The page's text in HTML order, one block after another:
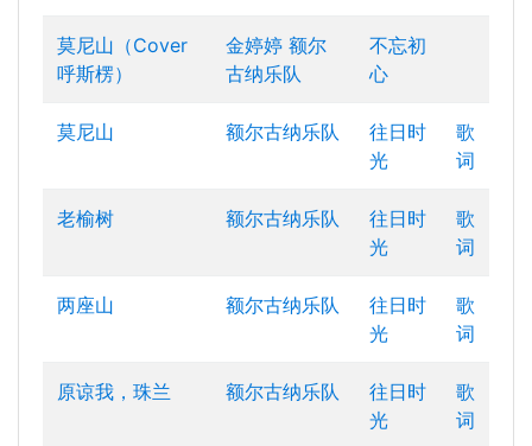
莫尼山（Cover
呼斯楞）
金婷婷 额尔
古纳乐队
不忘初
心
莫尼山 额尔古纳乐队
往日时
光
歌
词
老榆树 额尔古纳乐队
往日时
光
歌
词
两座山 额尔古纳乐队
往日时
光
歌
词
原谅我，珠兰 额尔古纳乐队
往日时
光
歌
词